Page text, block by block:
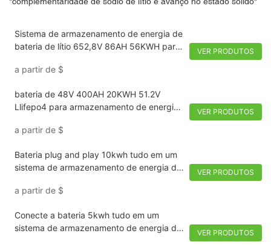
Sistema de armazenamento de energia de
bateria de lítio 652,8V 86AH 56KWH para
energia
a partir de $
VER PRODUTOS
bateria de 48V 400AH 20KWH 51.2V
Llifepo4 para armazenamento de energia
a partir de $
VER PRODUTOS
Bateria plug and play 10kwh tudo em um
sistema de armazenamento de energia de
1736307435354738
a partir de $
VER PRODUTOS
Conecte a bateria 5kwh tudo em um
sistema de armazenamento de energia da
VER PRODUTOS